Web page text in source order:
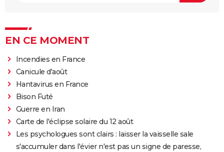
EN CE MOMENT
Incendies en France
Canicule d'août
Hantavirus en France
Bison Futé
Guerre en Iran
Carte de l'éclipse solaire du 12 août
Les psychologues sont clairs : laisser la vaisselle sale
s'accumuler dans l'évier n'est pas un signe de paresse,